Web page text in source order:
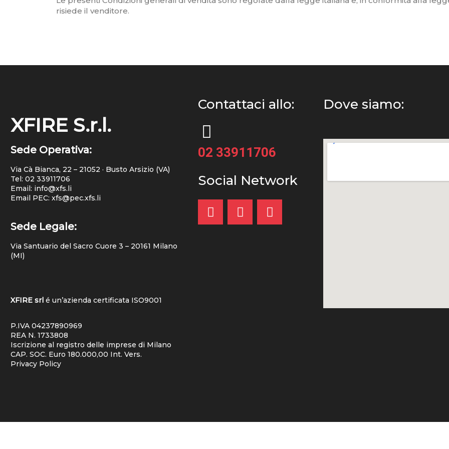
risiede il venditore.
XFIRE S.r.l.
Sede Operativa:
Via Cà Bianca, 22 – 21052 · Busto Arsizio (VA)
Tel: 02 33911706
Email: info@xfs.li
Email PEC: xfs@pec.xfs.li
Sede Legale:
Via Santuario del Sacro Cuore 3 – 20161 Milano
(MI)
XFIRE srlé un’azienda certificata ISO9001
P.IVA 04237890969
REA N. 1733808
Iscrizione al registro delle imprese di Milano
CAP. SOC. Euro 180.000,00 Int. Vers.
Privacy Policy
Contattaci allo:
02 33911706
Social Network
Dove siamo: